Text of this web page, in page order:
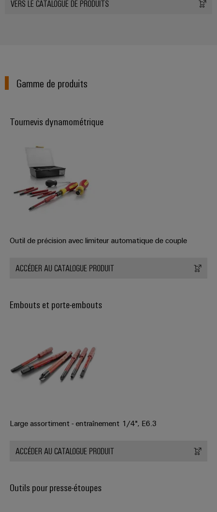
VERS LE CATALOGUE DE PRODUITS
Gamme de produits
Tournevis dynamométrique
Outil de précision avec limiteur automatique de couple
ACCÉDER AU CATALOGUE PRODUIT
Embouts et porte-embouts
Large assortiment - entraînement 1/4", E6.3
ACCÉDER AU CATALOGUE PRODUIT
Outils pour presse-étoupes